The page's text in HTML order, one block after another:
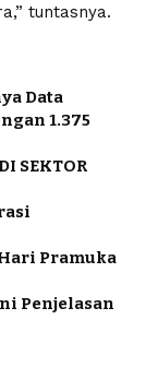
tuntasnya.
Data
1.375
SEKTOR
Pramuka
Penjelasan